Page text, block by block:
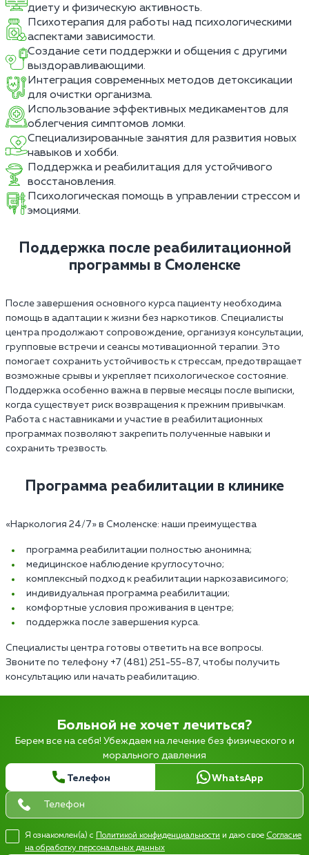
диету и физическую активность.
Психотерапия для работы над психологическими
аспектами зависимости.
Создание сети поддержки и общения с другими
выздоравливающими.
Интеграция современных методов детоксикации
для очистки организма.
Использование эффективных медикаментов для
облегчения симптомов ломки.
Специализированные занятия для развития новых
навыков и хобби.
Поддержка и реабилитация для устойчивого
восстановления.
Психологическая помощь в управлении стрессом и
эмоциями.
Поддержка после реабилитационной
программы в Смоленске
После завершения основного курса пациенту необходима
помощь в адаптации к жизни без наркотиков. Специалисты
центра продолжают сопровождение, организуя консультации,
групповые встречи и сеансы мотивационной терапии. Это
помогает сохранить устойчивость к стрессам, предотвращает
возможные срывы и укрепляет психологическое состояние.
Поддержка особенно важна в первые месяцы после выписки,
когда существует риск возвращения к прежним привычкам.
Работа с наставниками и участие в реабилитационных
программах позволяют закрепить полученные навыки и
сохранить трезвость.
Программа реабилитации в клинике
«Наркология 24/7»‎ в Смоленске: наши преимущества
программа реабилитации полностью анонимна;
медицинское наблюдение круглосуточно;
комплексный подход к реабилитации наркозависимого;
индивидуальная программа реабилитации;
комфортные условия проживания в центре;
поддержка после завершения курса.
Специалисты центра готовы ответить на все вопросы.
Звоните по телефону +7 (481) 251-55-87, чтобы получить
консультацию или начать реабилитацию.
Больной не хочет лечиться?
Берем все на себя! Убеждаем на лечение без физического и
морального давления
Телефон WhatsApp
Я ознакомлен(а) с Политикой конфиденциальности и даю свое Согласие
на обработку персональных данных